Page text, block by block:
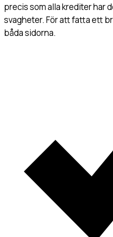
precis som alla krediter har
svagheter. För att fatta ett
båda sidorna.